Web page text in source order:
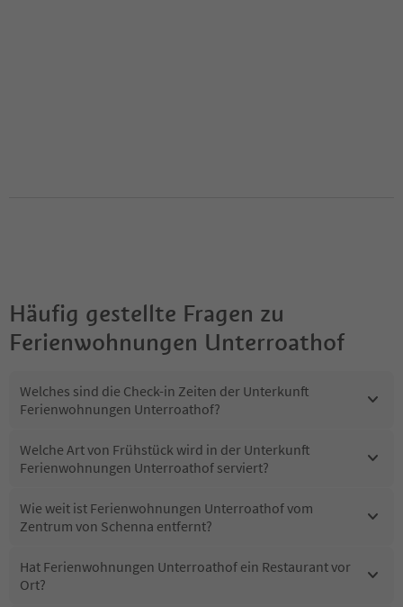
Häufig gestellte Fragen zu
Ferienwohnungen Unterroathof
Welches sind die Check-in Zeiten der Unterkunft
Ferienwohnungen Unterroathof?
Welche Art von Frühstück wird in der Unterkunft
Ferienwohnungen Unterroathof serviert?
Wie weit ist Ferienwohnungen Unterroathof vom
Zentrum von Schenna entfernt?
Hat Ferienwohnungen Unterroathof ein Restaurant vor
Ort?